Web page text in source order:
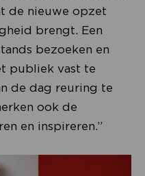
de nieuwe opzet
brengt. Een
bezoeken en
publiek vast te
de dag reuring te
ook de
en inspireren.”